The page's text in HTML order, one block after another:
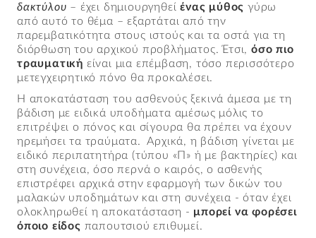
δακτύλου – έχει δημιουργηθείένας μύθος γύρω
από αυτό το θέμα – εξαρτάται από την
παρεμβατικότητα στους ιστούς και τα οστά για τη
διόρθωση του αρχικού προβλήματος. Έτσι,όσο πιο
τραυματική είναι μια επέμβαση, τόσο περισσότερο
μετεγχειρητικό πόνο θα προκαλέσει.
Η αποκατάσταση του ασθενούς ξεκινά άμεσα με τη
βάδιση με ειδικά υποδήματα αμέσως μόλις το
επιτρέψει ο πόνος και σίγουρα θα πρέπει να έχουν
ηρεμήσει τα τραύματα. Αρχικά, η βάδιση γίνεται με
ειδικό περιπατητήρα (τύπου «Π» ή με βακτηρίες) και
στη συνέχεια, όσο περνά ο καιρός, ο ασθενής
επιστρέφει αρχικά στην εφαρμογή των δικών του
μαλακών υποδημάτων και στη συνέχεια - όταν έχει
ολοκληρωθεί η αποκατάσταση - μπορεί να φορέσει
όποιο είδος παπουτσιού επιθυμεί.